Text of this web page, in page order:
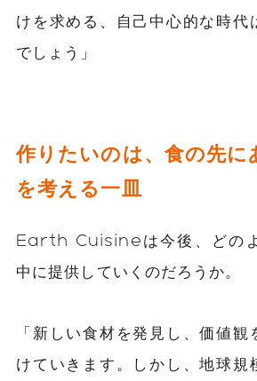
けを求める、自己中心的な時代
でしょう」
作りたいのは、食の先に
を考える一皿
Earth Cuisineは今後、どの
中に提供していくのだろうか。
「新しい食材を発見し、価値
けていきます。しかし、地球規